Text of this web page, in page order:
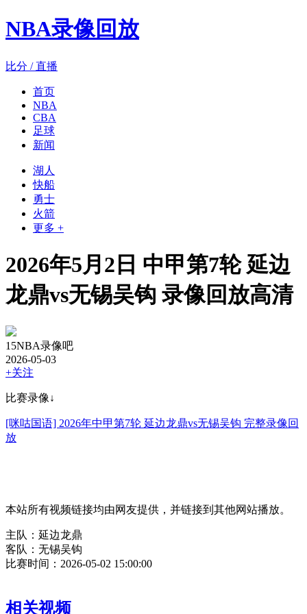
NBA录像回放
比分 / 直播
首页
NBA
CBA
足球
新闻
湖人
快船
勇士
火箭
更多 +
2026年5月2日 中甲第7轮 延边
龙鼎vs无锡吴钩 录像回放高清
15NBA录像吧
2026-05-03
+关注
比赛录像↓
[咪咕国语] 2026年中甲第7轮 延边龙鼎vs无锡吴钩 完整录像回
放
本站所有视频链接均由网友提供，并链接到其他网站播放。
主队：延边龙鼎
客队：无锡吴钩
比赛时间：2026-05-02 15:00:00
相关视频